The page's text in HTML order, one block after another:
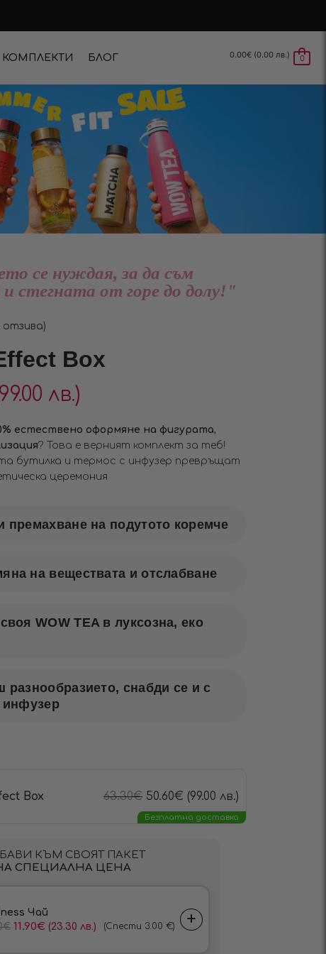
КОМПЛЕКТИ БЛОГ 0.00€ (0.00 лв.) 0
се нуждая, за да съм
и стегната от горе до долу!"
отзива)
Box
лв.)
естествено оформяне на фигурата,
? Това е верният комплект за теб!
бутилка и термос с инфузер превръщат
церемония
премахване на подутото коремче
на веществата и отслабване
WOW TEA в луксозна, еко
разнообразието, снабди се и с
инфузер
Box 63.30€ 50.60€ (99.00 лв.)
Безплатна доставка